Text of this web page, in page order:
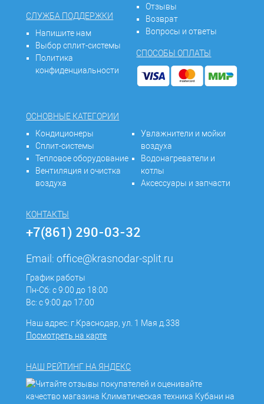
СЛУЖБА ПОДДЕРЖКИ
Напишите нам
Выбор сплит-системы
Политика
конфиденциальности
Отзывы
Возврат
Вопросы и ответы
СПОСОБЫ ОПЛАТЫ
ОСНОВНЫЕ КАТЕГОРИИ
Кондиционеры
Сплит-системы
Тепловое оборудование
Вентиляция и очистка
воздуха
Увлажнители и мойки
воздуха
Водонагреватели и
котлы
Аксессуары и запчасти
КОНТАКТЫ
+7(861) 290-03-32
Email:office@krasnodar-split.ru
График работы
Пн-Сб: с 9:00 до 18:00
Вс: с 9:00 до 17:00
Наш адрес: г.Краснодар, ул. 1 Мая д.338
Посмотреть на карте
НАШ РЕЙТИНГ НА ЯНДЕКС